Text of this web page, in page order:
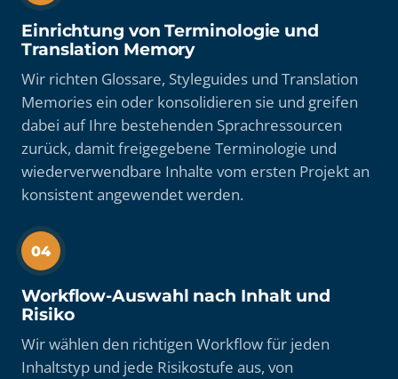
Einrichtung von Terminologie und
Translation Memory
Wir richten Glossare, Styleguides und Translation
Memories ein oder konsolidieren sie und greifen
dabei auf Ihre bestehenden Sprachressourcen
zurück, damit freigegebene Terminologie und
wiederverwendbare Inhalte vom ersten Projekt an
konsistent angewendet werden.
04
Workflow-Auswahl nach Inhalt und
Risiko
Wir wählen den richtigen Workflow für jeden
Inhaltstyp und jede Risikostufe aus, von